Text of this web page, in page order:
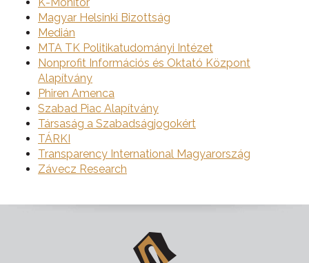
Magyar Helsinki Bizottság
Medián
MTA TK Politikatudományi Intézet
Nonprofit Információs és Oktató Központ
Alapítvány
Phiren Amenca
Szabad Piac Alapítvány
Társaság a Szabadságjogokért
TÁRKI
Transparency International Magyarország
Závecz Research